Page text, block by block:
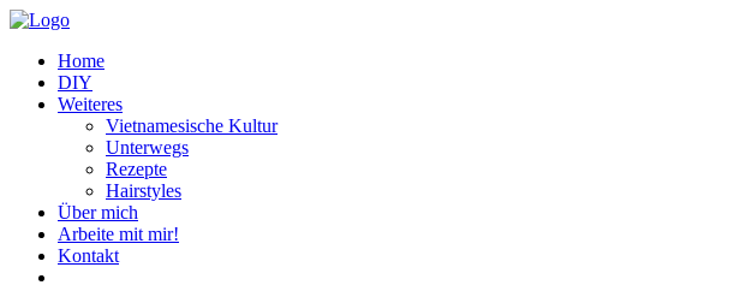
Home
DIY
Weiteres
Vietnamesische Kultur
Unterwegs
Rezepte
Hairstyles
Über mich
Arbeite mit mir!
Kontakt